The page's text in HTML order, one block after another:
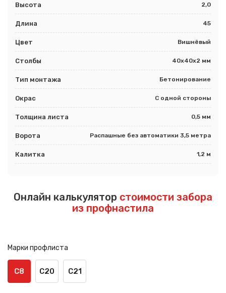
Высота 2,0
Длина 45
Цвет Вишнёвый
Столбы 40х40х2 мм
Тип монтажа Бетонирование
Окрас С одной стороны
Толщина листа 0,5 мм
Ворота Распашные без автоматики 3,5 метра
Калитка 1,2 м
Онлайн калькулятор стоимости забора
из профнастила
Марки профлиста
С8 С20 С21